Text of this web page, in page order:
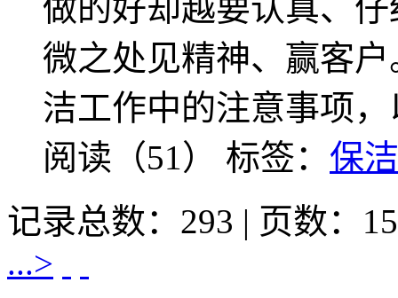
做的好却越要认真、
微之处见精神、赢客
洁工作中的注意事项
阅读（51） 标签： 保
记录总数：293 | 页数：15
...>